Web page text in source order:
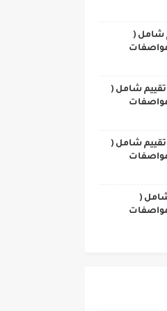
تقييم شامل (
في مصر | تقييم شامل (
في مصر | تقييم شامل (
شامل (